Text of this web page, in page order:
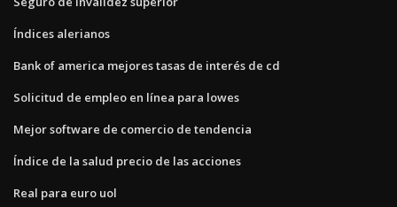
Índices alerianos
Bank of america mejores tasas de interés de cd
Solicitud de empleo en línea para lowes
Mejor software de comercio de tendencia
Índice de la salud precio de las acciones
Real para euro uol